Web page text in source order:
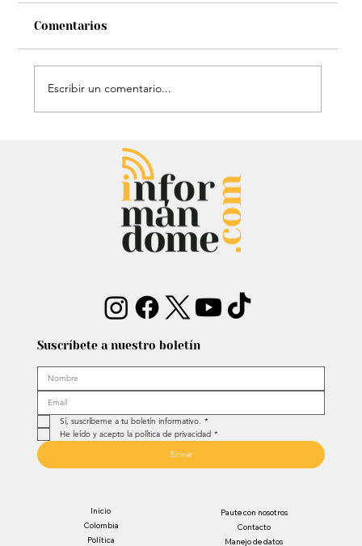
Petro hizo llamado a quienes ganan
el salario mínimo para movilizarse
Comentarios
Escribir un comentario...
Suscríbete a nuestro boletín
Sí, suscríbeme a tu boletín informativo. *
He leído y acepto la política de privacidad *
Enviar
Inicio
Colombia
Política
Paute con nosotros
Contacto
Manejo de datos